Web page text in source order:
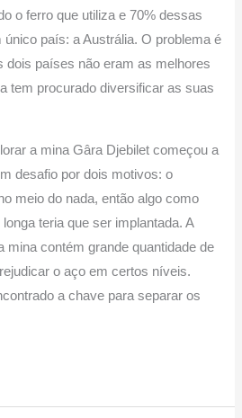
o ferro que utiliza e 70% dessas
país: a Austrália. O problema é
dois países não eram as melhores
tem procurado diversificar as suas
a mina Gâra Djebilet começou a
desafio por dois motivos: o
meio do nada, então algo como
teria que ser implantada. A
mina contém grande quantidade de
o aço em certos níveis.
a chave para separar os